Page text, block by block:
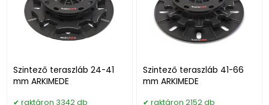
Szintező teraszláb 24-41
mm ARKIMEDE
raktáron 3342 db
Szintező teraszláb 41-66
mm ARKIMEDE
raktáron 2152 db